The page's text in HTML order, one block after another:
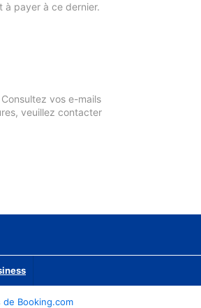
à payer à ce dernier.
vos e-mails
veuillez contacter
de Booking.com